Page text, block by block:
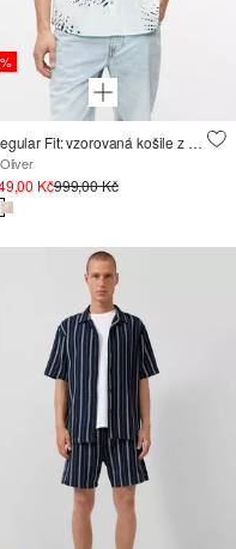
Regular Fit: vzorovaná košile z bavlny
Kč999,00 Kč